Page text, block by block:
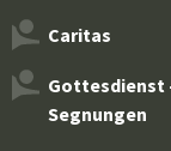
Caritas
Gottesdienst
Segnungen